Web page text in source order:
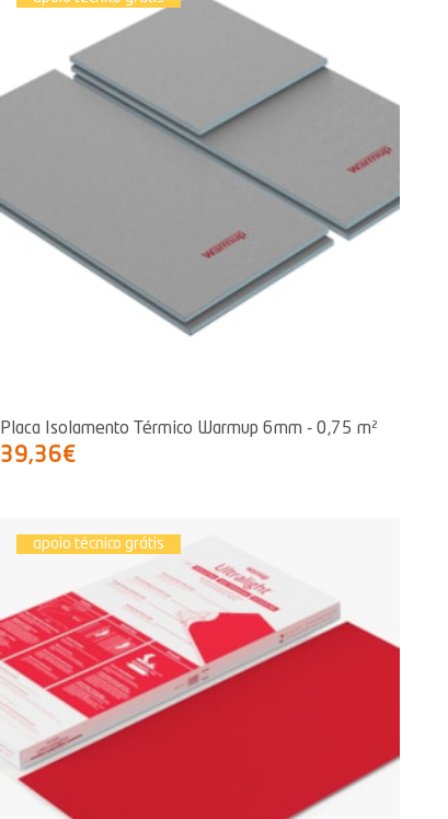
Placa Isolamento Térmico Warmup 6mm - 0,75 m²
39,36€
apoio técnico grátis